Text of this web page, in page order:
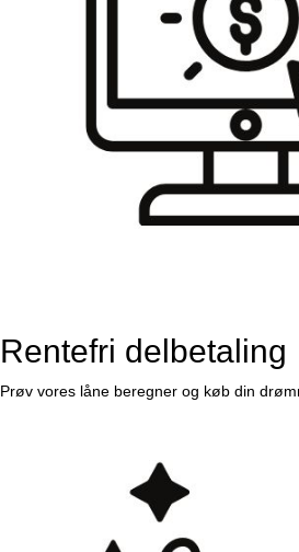
Rentefri delbetaling
Prøv vores låne beregner og køb din